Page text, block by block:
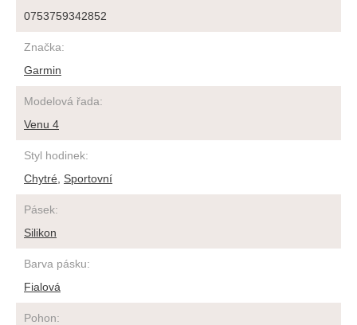
0753759342852
Značka:
Garmin
Modelová řada:
Venu 4
Styl hodinek:
Chytré Sportovní
Pásek:
Silikon
Barva pásku:
Fialová
Pohon: